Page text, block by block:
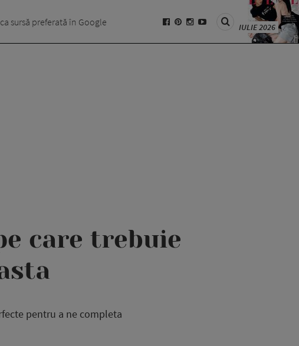
sursă preferată în Google IULIE 2026
care trebuie
pentru a ne completa